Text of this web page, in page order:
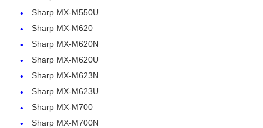
Parti di stampanti e fotocopiatrici
Unità di batteria e fusibile
Sharp MX-M550U
Sharp MX-M620
Sharp MX-M620N
Sharp MX-M620U
Sharp MX-M623N
Sharp MX-M623U
Sharp MX-M700
Sharp MX-M700N